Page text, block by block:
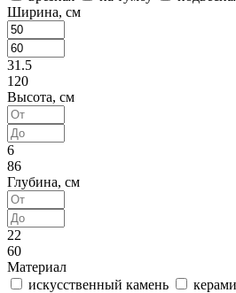
Ширина, см
31.5
120
Высота, см
6
86
Глубина, см
22
60
Материал
искусственный камень